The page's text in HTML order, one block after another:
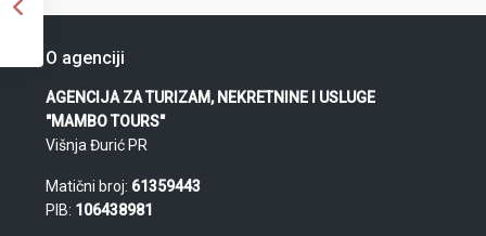
O agenciji
AGENCIJA ZA TURIZAM, NEKRETNINE I USLUGE
"MAMBO TOURS"
Višnja Đurić PR
Matični broj: 61359443
PIB: 106438981